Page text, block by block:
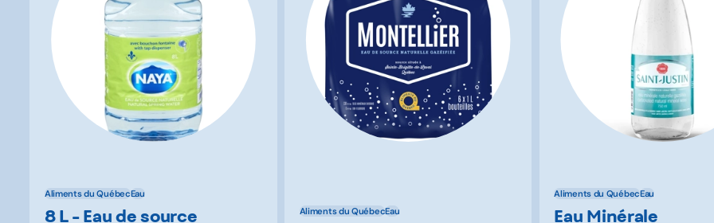
Aliments du QuébecEau
8 L - Eau de source
Aliments du QuébecEau
Aliments du QuébecEau
Eau Minérale